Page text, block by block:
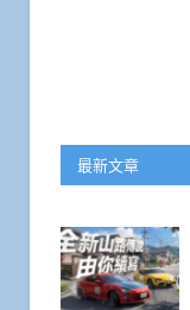
最新文章